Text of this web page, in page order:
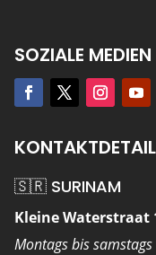
SOZIALE MEDIEN
🇸🇷 SURINAM
Kleine Waterstraat
Montags bis